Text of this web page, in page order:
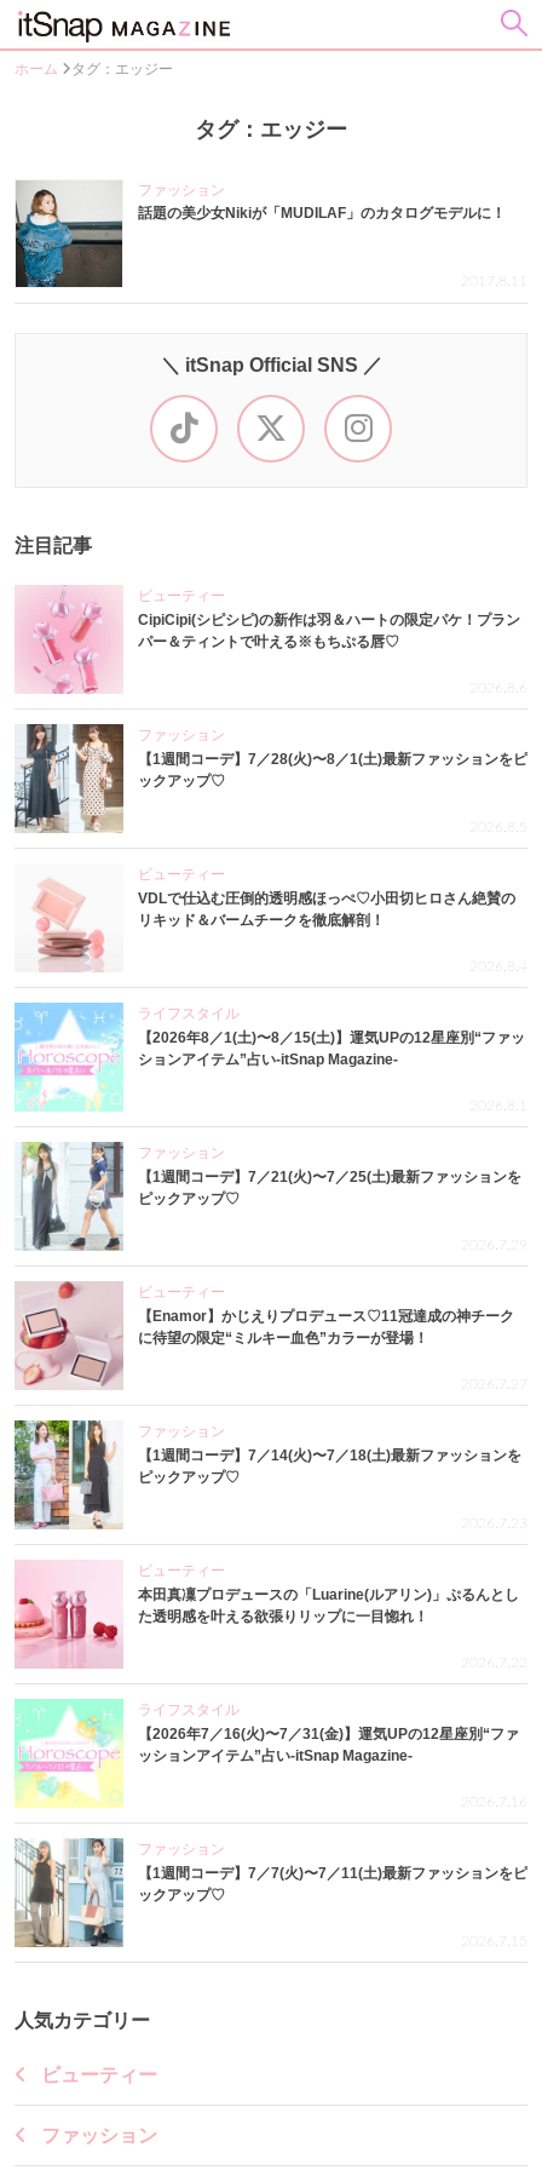
ホーム タグ：エッジー
タグ：エッジー
ファッション
話題の美少女Nikiが「MUDILAF」のカタログモデルに！
2017.8.11
＼ itSnap Official SNS ／
注目記事
ビューティー
CipiCipi(シピシピ)の新作は羽＆ハートの限定パケ！プラン
パー＆ティントで叶える※もちぷる唇♡
2026.8.6
ファッション
【1週間コーデ】7／28(火)〜8／1(土)最新ファッションをピ
ックアップ♡
2026.8.5
ビューティー
VDLで仕込む圧倒的透明感ほっぺ♡小田切ヒロさん絶賛の
リキッド＆バームチークを徹底解剖！
2026.8.4
ライフスタイル
【2026年8／1(土)〜8／15(土)】運気UPの12星座別“ファッ
ションアイテム”占い-itSnap Magazine-
2026.8.1
ファッション
【1週間コーデ】7／21(火)〜7／25(土)最新ファッションを
ピックアップ♡
2026.7.29
ビューティー
【Enamor】かじえりプロデュース♡11冠達成の神チーク
に待望の限定“ミルキー血色”カラーが登場！
2026.7.27
ファッション
【1週間コーデ】7／14(火)〜7／18(土)最新ファッションを
ピックアップ♡
2026.7.23
ビューティー
本田真凜プロデュースの「Luarine(ルアリン)」ぷるんとし
た透明感を叶える欲張りリップに一目惚れ！
2026.7.22
ライフスタイル
【2026年7／16(火)〜7／31(金)】運気UPの12星座別“ファ
ッションアイテム”占い-itSnap Magazine-
2026.7.16
ファッション
【1週間コーデ】7／7(火)〜7／11(土)最新ファッションをピ
ックアップ♡
2026.7.15
人気カテゴリー
ビューティー
ファッション